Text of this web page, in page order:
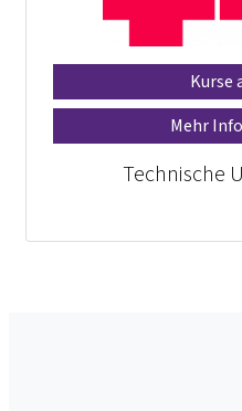
Kurse
Mehr
Technische